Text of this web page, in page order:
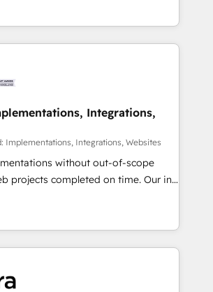
experts, we deliver scalable
GTM and RevOps challenges.
🔹 Migrations:
to HubSpot without data loss or
data to drive revenue efficiency. 🔹
HubSpot with your tech stack
Build
ISO 27001 certified, reinforcing
to data security and compliance. At
Integrations,
Implementations, Integrations, Websites
without out-of-scope
completed on time. Our in-
CRM architects, experts,
and marketers handles all
400+ global clients ✨
migrations from 15+ different CRMs
and 5,000+ pages ✨ CS: Clients